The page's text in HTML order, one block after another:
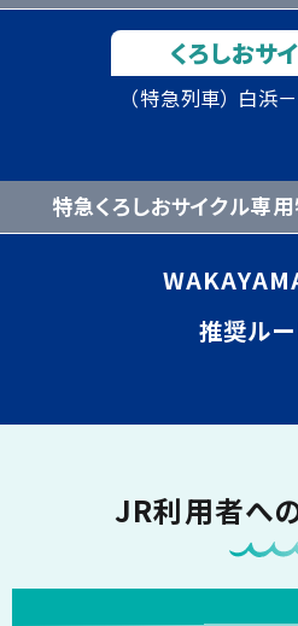
くろしおサ
（特急列車） 白浜
特急くろしおサイクル専
推奨ルー
JR利用者へ